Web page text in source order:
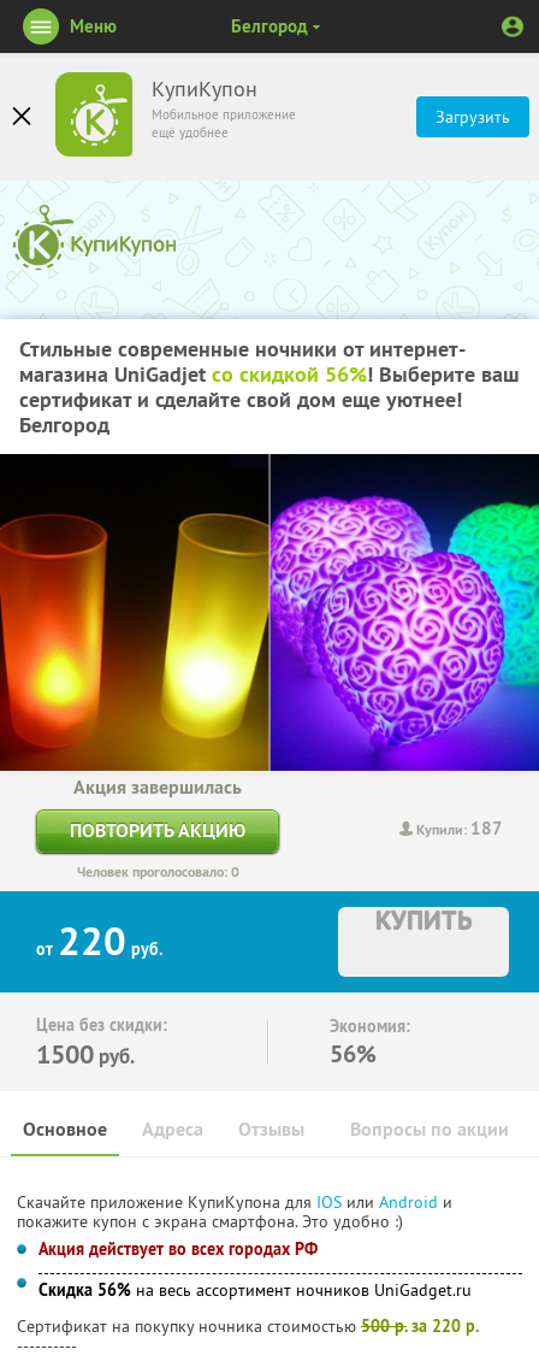
КупиКупон
Мобильное приложение
ещё удобнее
Загрузить
Меню Белгород
Стильные современные ночники от интернет-
магазина UniGadjet со скидкой 56%! Выберите ваш
сертификат и сделайте свой дом еще уютнее!
Белгород
Купили: 187
Акция завершилась
ПОВТОРИТЬ АКЦИЮ
Человек проголосовало: 0
от 220 руб.
КУПИТЬ
Цена без скидки:
1500 руб.
Экономия:
56%
Основное Отзывы Вопросы по акции
Адреса
Скачайте приложение КупиКупона для IOS или Android и
покажите купон с экрана смартфона. Это удобно :)
Акция действует во всех городах РФ
Скидка 56% на весь ассортимент ночников UniGadget.ru
Сертификат на покупку ночника стоимостью 500 р.за 220 р.
----------